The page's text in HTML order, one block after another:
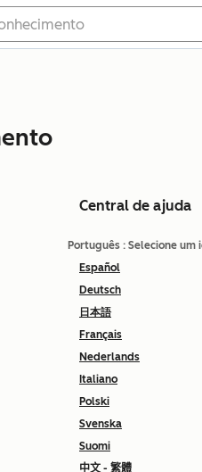
Central de ajuda
Português : Selecione um
Español
Deutsch
日本語
Français
Nederlands
Italiano
Polski
Svenska
Suomi
中文 - 繁體